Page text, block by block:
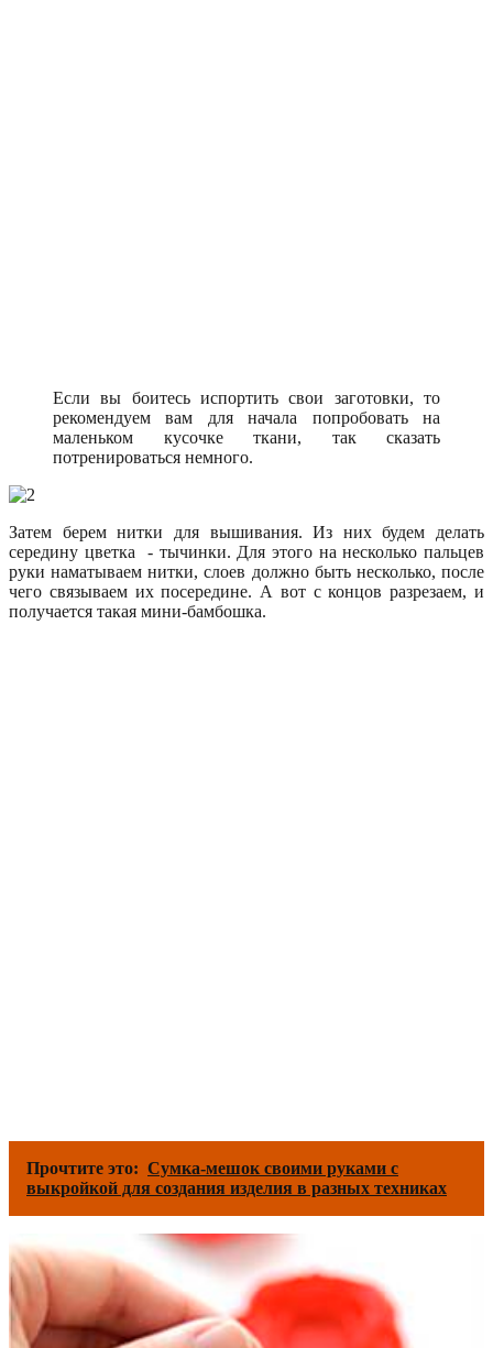
Если вы боитесь испортить свои заготовки, то
рекомендуем вам для начала попробовать на
маленьком кусочке ткани, так сказать
потренироваться немного.
Затем берем нитки для вышивания. Из них будем делать
середину цветка - тычинки. Для этого на несколько пальцев
руки наматываем нитки, слоев должно быть несколько, после
чего связываем их посередине. А вот с концов разрезаем, и
получается такая мини-бамбошка.
Прочтите это: Сумка-мешок своими руками с
выкройкой для создания изделия в разных техниках